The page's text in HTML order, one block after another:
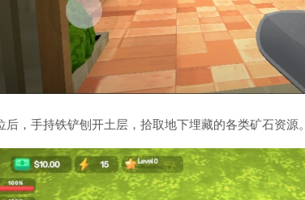
后，手持铁铲刨开土层，拾取地下埋藏的各类矿石资源。